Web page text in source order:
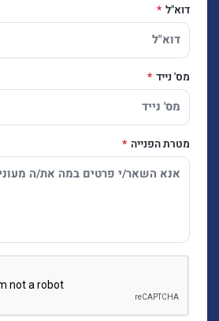
דוא"ל
מס' נייד
מטרת הפנייה